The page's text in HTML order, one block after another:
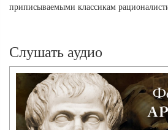
приписываемыми классикам
Слушать аудио